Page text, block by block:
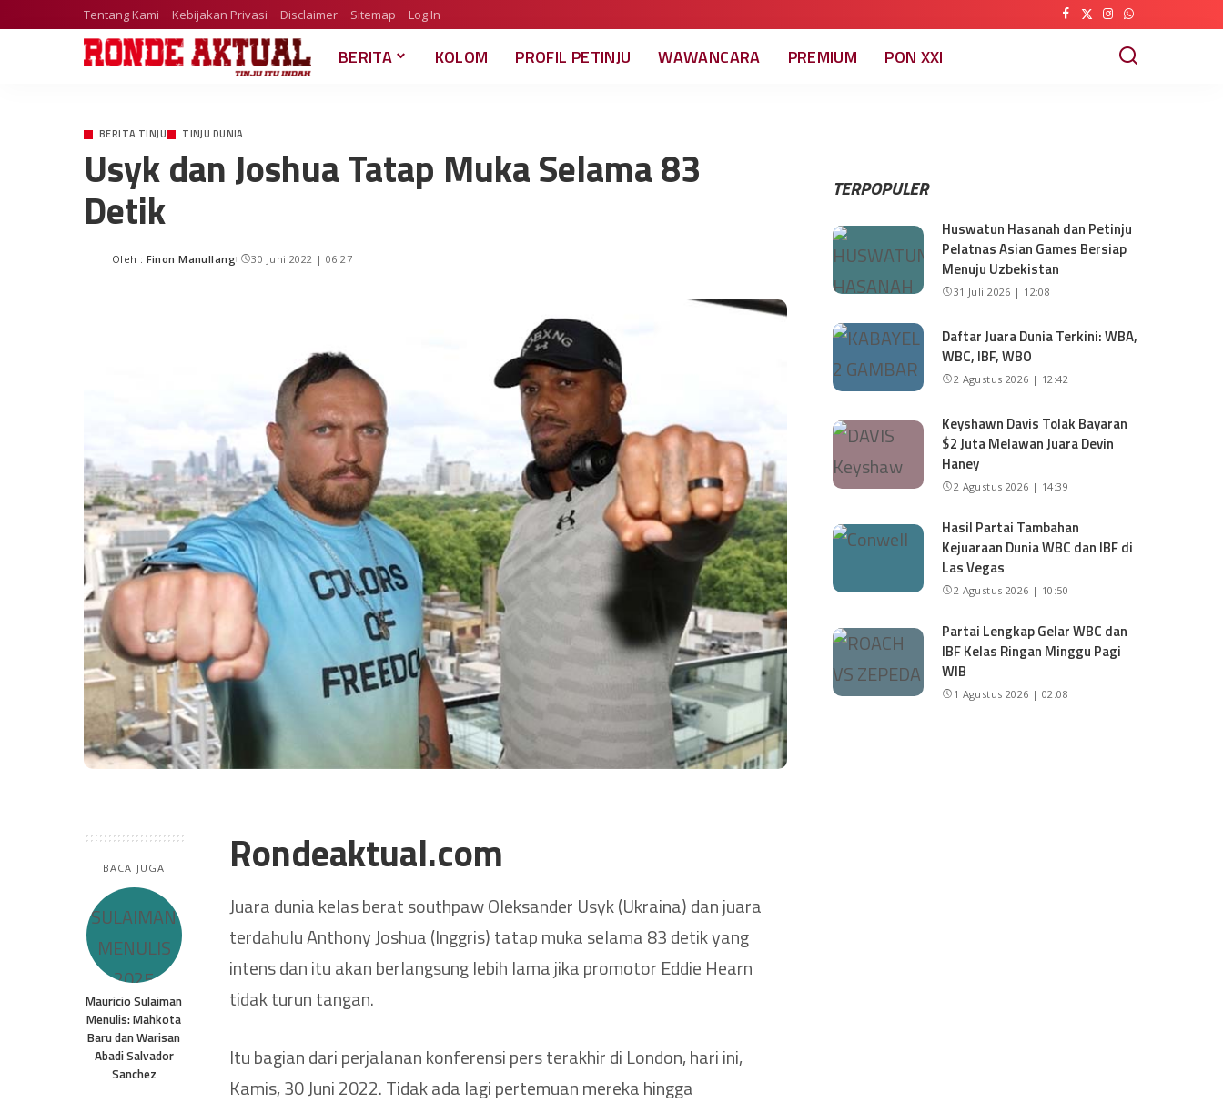
Tentang Kami Kebijakan Privasi Disclaimer Sitemap Log In
BERITA KOLOM PROFIL PETINJU WAWANCARA PREMIUM PON XXI
BERITA TINJU TINJU DUNIA
Usyk dan Joshua Tatap Muka Selama 83
Detik
Oleh : Finon Manullang 30 Juni 2022 | 06:27
BACA JUGA
Mauricio Sulaiman
Menulis: Mahkota
Baru dan Warisan
Abadi Salvador
Sanchez
Rondeaktual.com
Juara dunia kelas berat southpaw Oleksander Usyk (Ukraina) dan juara
terdahulu Anthony Joshua (Inggris) tatap muka selama 83 detik yang
intens dan itu akan berlangsung lebih lama jika promotor Eddie Hearn
tidak turun tangan.
Itu bagian dari perjalanan konferensi pers terakhir di London, hari ini,
Kamis, 30 Juni 2022. Tidak ada lagi pertemuan mereka hingga
TERPOPULER
Huswatun Hasanah dan Petinju
Pelatnas Asian Games Bersiap
Menuju Uzbekistan
31 Juli 2026 | 12:08
Daftar Juara Dunia Terkini: WBA,
WBC, IBF, WBO
2 Agustus 2026 | 12:42
Keyshawn Davis Tolak Bayaran
$2 Juta Melawan Juara Devin
Haney
2 Agustus 2026 | 14:39
Hasil Partai Tambahan
Kejuaraan Dunia WBC dan IBF di
Las Vegas
2 Agustus 2026 | 10:50
Partai Lengkap Gelar WBC dan
IBF Kelas Ringan Minggu Pagi
WIB
1 Agustus 2026 | 02:08